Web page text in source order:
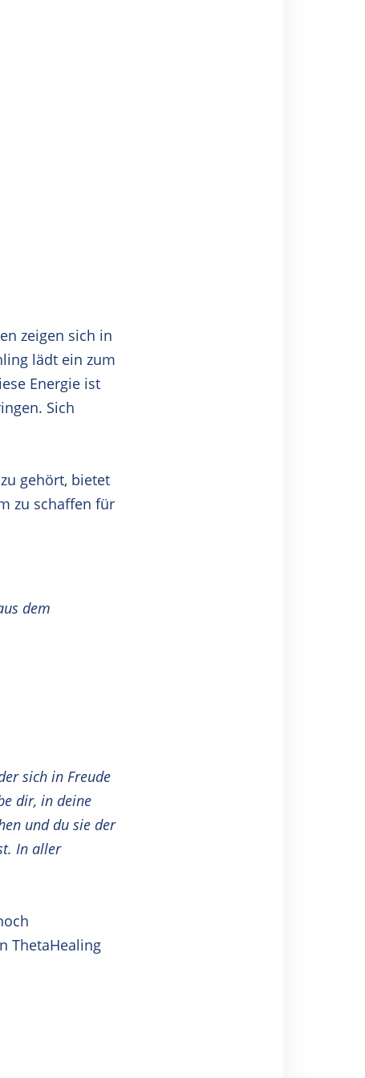
zeigen sich in
lädt ein zum
Energie ist
Sich
gehört, bietet
zu schaffen für
dem
sich in Freude
dir, in deine
und du sie der
In aller
ThetaHealing